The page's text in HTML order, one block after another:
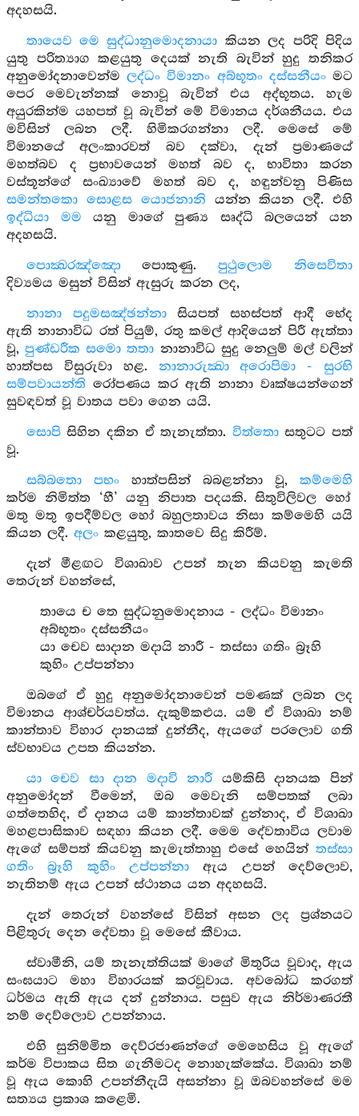
අදහසයි.
තායෙව මෙ සුද්ධානුමොදනායා කියන ලද පරිදි පිදිය
යුතු පරිත්‍යාග කළයුතු දෙයක් නැති බැවින් හුදු තනිකර
අනුමෝදනාවෙන්මලද්ධං විමානං අබ්භූතං දස්සනීයංමට
පෙර මෙවැන්නක් නොවූ බැවින් එය අද්භූතය. හැම
අයුරකින්ම යහපත් වූ බැවින් මේ විමානය දර්ශනීයය. එය
මවිසින් ලබන ලදී. හිමිකරගන්නා ලදී. මෙසේ මේ
විමානයේ අලංකාරවත් බව දක්වා, දැන් ප්‍රමාණයේ
මහත්බව ද ප්‍රභාවයෙන් මහත් බව ද, භාවිතා කරන
වස්තූන්ගේ සංඛ්‍යාවේ මහත් බව ද, හඳුන්වනු පිණිස
සමන්තකො සොළස යොජනානි යන්න කියන ලදී. එහි
ඉද්ධියා මම යනු මාගේ පුණ්‍ය සෘද්ධි බලයෙන් යන
අදහසයි.
පොක්‍ඛරඤ්ඤොපොකුණු.පුථුලොම නිසෙවිතා
දිව්‍යමය මසුන් විසින් ඇසුරු කරන ලද,
නානා පදුමසඤ්ඡන්නාසියපත් සහස්පත් ආදී භේද
ඇති නානාවිධ රත් පියුම්, රතු කමල් ආදියෙන් පිරී ඇත්තා
වූ,පුණ්ඩරීක සමො තතා නානාවිධ සුදු නෙලුම් මල් වලින්
හාත්පස විසුරුවා හළ. නානාරුක්‍ඛා අරොපිමා - සුරභි
සම්පවායන්ති රෝපණය කර ඇති නානා වෘක්ෂයන්ගෙන්
සුවඳවත් වූ වාතය පවා ගෙන යයි.
සොපිසිහින දකින ඒ තැනැත්තා. විත්තොසතුටට පත්
වූ.
සබ්බතො පභංහාත්පසින් බබළන්නා වූ,කම්මෙහි
කර්ම නිමිත්ත ‘හී’ යනු නිපාත පදයකි. සිතුවිලිවල හෝ
මතු මතු ඉපදීම්වල හෝ බහුලතාවය නිසා කම්මෙහි යයි
කියන ලදී. අලං කළයුතු, කාතවෙ සිදු කිරීම්.
දැන් මීළඟට විශාඛාව උපන් තැන කියවනු කැමති
තෙරුන් වහන්සේ,
තායෙ ච තෙ සුද්ධනුමොදනාය - ලද්ධං විමානං
අබ්භූතං දස්සනීයං
යා චෙව සාදාන මදායි නාරී - තස්සා ගතිං බ්‍රෑහි
කුහිං උප්පන්නා
ඔබගේ ඒ හුදු අනුමෝදනාවෙන් පමණක් ලබන ලද
විමානය ආශ්චර්යවත්ය. දැකුම්කළුය. යම් ඒ විශාඛා නම්
කාන්තාව විහාර දානයක් දුන්නීද, ඇයගේ පරලොව ගති
ස්වභාවය උපත කියන්න.
යා චෙව සා
දාන මදාවි නාරීයම්කිසි දානයක පින්
අනුමෝදන් වීමෙන්, ඔබ මෙවැනි සම්පතක් ලබා
ගත්තෙහිද, ඒ දානය යම් කාන්තාවක් දුන්නාද, ඒ විශාඛා
මහළපාසිකාව සඳහා කියන ලදී. මෙම දේවතාවිය ලවාම
ඇගේ සම්පත් කියවනු කැමැත්තාහු එසේ හෙයින් තස්සා
ගතිං බ්‍රෑහි කුහිං උප්පන්නාඇය උපන් දෙව්ලොව,
නැතිනම් ඇය උපන් ස්ථානය යන අදහසයි.
දැන් තෙරුන් වහන්සේ විසින් අසන ලද ප්‍රශ්නයට
පිළිතුරු දෙන දේවතා වූ මෙසේ කීවාය.
ස්වාමීනි, යම් තැනැත්තියක් මාගේ මිතුරිය වූවාද, ඇය
සංඝයාට මහා විහාරයක් කරවූවාය. අවබෝධ කරගත්
ධර්මය ඇති ඇය දන් දුන්නාය. පසුව ඇය නිර්මාණරතී
නම් දෙව්ලොව උපන්නාය.
එහි සුනිම්මිත දෙව්රජාණන්ගේ මෙහෙසිය වූ ඇගේ
කර්ම විපාකය සිත ගැනීමටද නොහැක්කේය. විශාඛා නම්
වූ ඇය කොහි උපන්නීදැයි අසන්නා වූ ඔබවහන්සේ මම
සත්‍යය ප්‍රකාශ කළෙමි.